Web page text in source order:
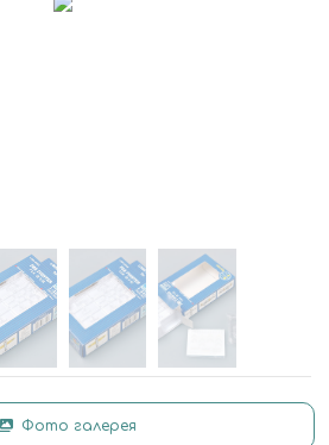
Фото галерея